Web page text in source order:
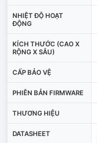
NHIỆT ĐỘ HOẠT
ĐỘNG
KÍCH THƯỚC (CAO X
RỘNG X SÂU)
CẤP BẢO VỆ
PHIÊN BẢN FIRMWARE
THƯƠNG HIỆU
DATASHEET